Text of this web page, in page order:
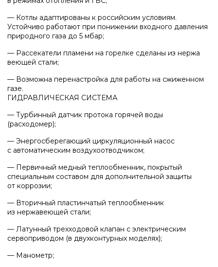
Напольные котлы с атмосферной горелкой
Baxi
Электрические котлы Baxi
Vaillant
Настенные газовые котлы Vaillant
Настенные газовые конденсационные котлы
Vaillant
Напольные газовые котлы Vaillant
Напольные газовые конденсационные
котлы Vaillant
— Котлы адаптированы к российским условиям.
Устойчиво работают при понижении входного давления
природного газа до 5 мбар;
— Рассекатели пламени на горелке сделаны из нержа
веющей стали;
— Возможна перенастройка для работы на сжиженном
газе.
ГИДРАВЛИЧЕСКАЯ СИСТЕМА
— Турбинный датчик протока горячей воды
(расходомер);
— Энергосберегающий циркуляционный насос
с автоматическим воздухоотводчиком;
— Первичный медный теплообменник, покрытый
специальным составом для дополнительной защиты
от коррозии;
— Вторичный пластинчатый теплообменник
из нержавеющей стали;
— Латунный трехходовой клапан с электрическим
сервоприводом (в двухконтурных моделях);
— Манометр;